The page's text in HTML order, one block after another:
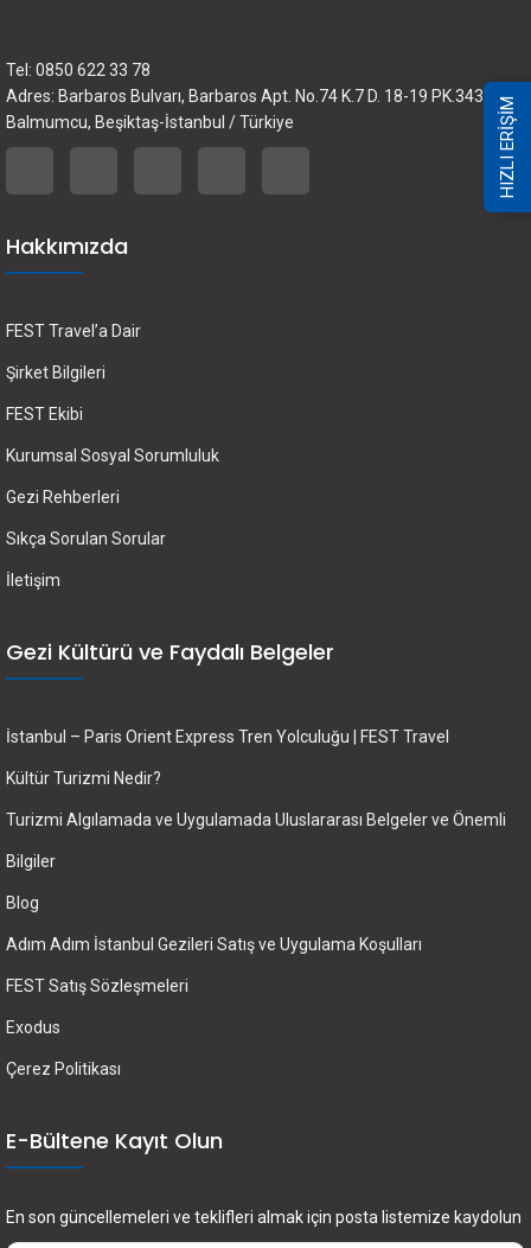
HIZLI ERİŞİM
Tel: 0850 622 33 78
Adres: Barbaros Bulvarı, Barbaros Apt. No.74 K.7 D. 18-19 PK.34349
Balmumcu, Beşiktaş-İstanbul / Türkiye
Hakkımızda
FEST Travel’a Dair
Şirket Bilgileri
FEST Ekibi
Kurumsal Sosyal Sorumluluk
Gezi Rehberleri
Sıkça Sorulan Sorular
İletişim
Gezi Kültürü ve Faydalı Belgeler
İstanbul – Paris Orient Express Tren Yolculuğu | FEST Travel
Kültür Turizmi Nedir?
Turizmi Algılamada ve Uygulamada Uluslararası Belgeler ve Önemli
Bilgiler
Blog
Adım Adım İstanbul Gezileri Satış ve Uygulama Koşulları
FEST Satış Sözleşmeleri
Exodus
Çerez Politikası
E-Bültene Kayıt Olun
En son güncellemeleri ve teklifleri almak için posta listemize kaydolun